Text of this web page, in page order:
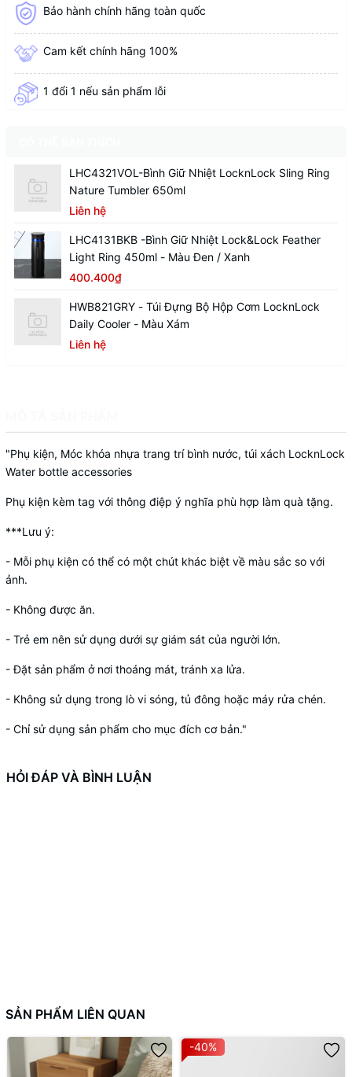
Bảo hành chính hãng toàn quốc
Cam kết chính hãng 100%
1 đổi 1 nếu sản phẩm lỗi
LHC4321VOL-Bình Giữ Nhiệt LocknLock Sling Ring
Nature Tumbler 650ml
Liên hệ
LHC4131BKB -Bình Giữ Nhiệt Lock&Lock Feather
Light Ring 450ml - Màu Đen / Xanh
400.400₫
HWB821GRY - Túi Đựng Bộ Hộp Cơm LocknLock
Daily Cooler - Màu Xám
Liên hệ
"Phụ kiện, Móc khóa nhựa trang trí bình nước, túi xách LocknLock
Water bottle accessories
Phụ kiện kèm tag với thông điệp ý nghĩa phù hợp làm quà tặng.
***Lưu ý:
- Mỗi phụ kiện có thể có một chút khác biệt về màu sắc so với
ảnh.
- Không được ăn.
- Trẻ em nên sử dụng dưới sự giám sát của người lớn.
- Đặt sản phẩm ở nơi thoáng mát, tránh xa lửa.
- Không sử dụng trong lò vi sóng, tủ đông hoặc máy rửa chén.
- Chỉ sử dụng sản phẩm cho mục đích cơ bản."
HỎI ĐÁP VÀ BÌNH LUẬN
SẢN PHẨM LIÊN QUAN
-40%